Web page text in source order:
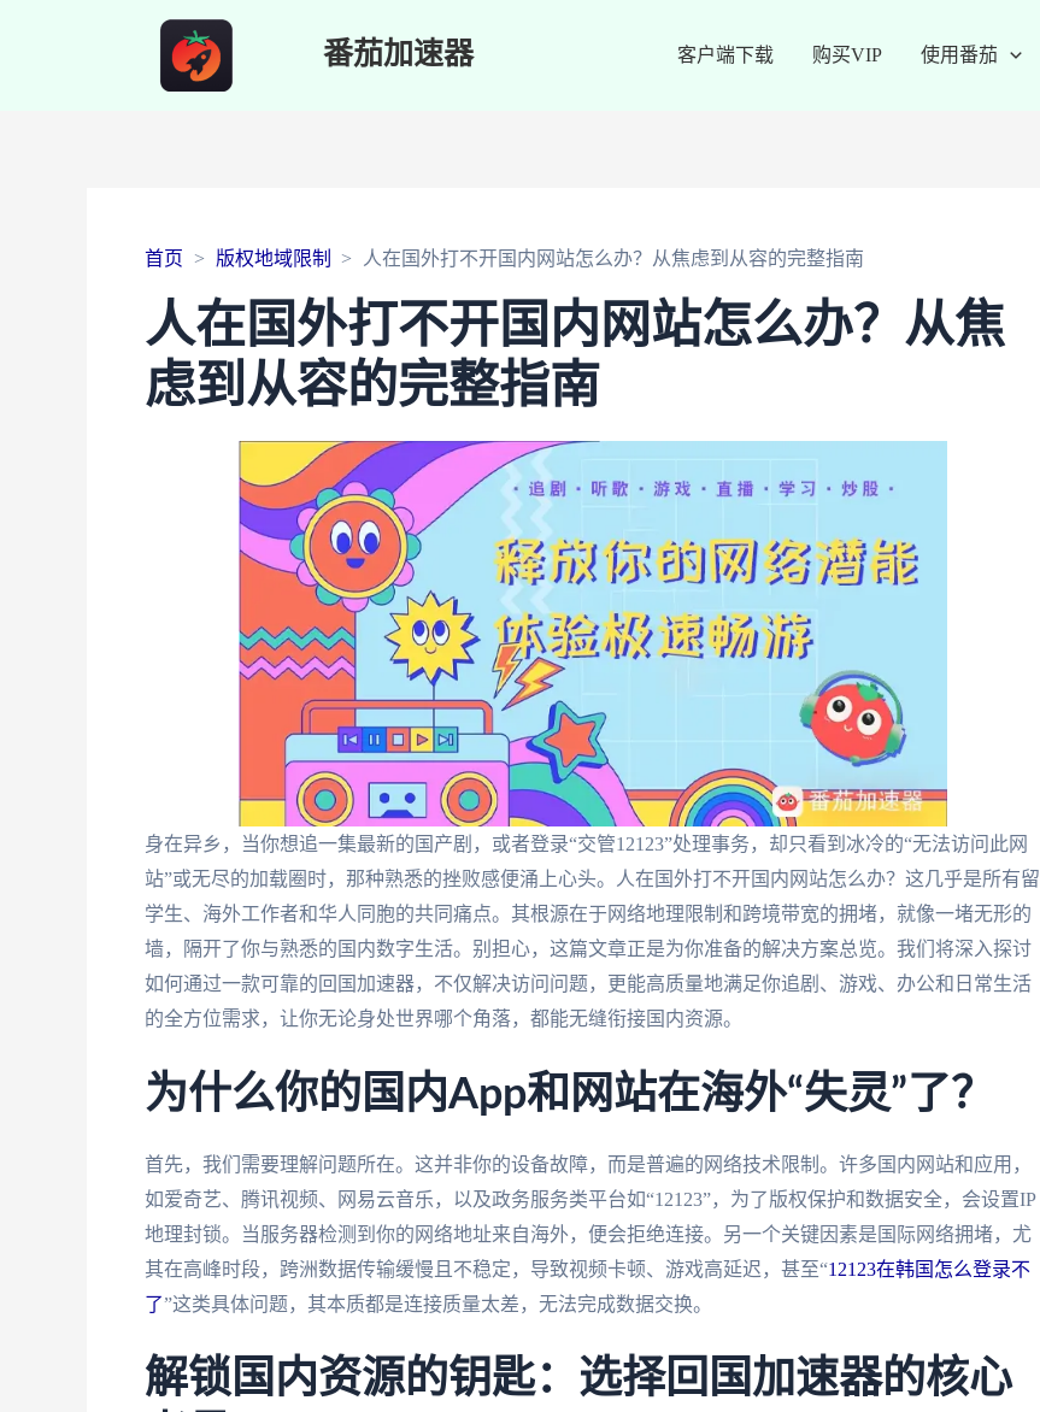
番茄加速器 客户端下载 购买VIP 使用番茄
首页 版权地域限制 人在国外打不开国内网站怎么办？从焦虑到从容的完整指南
人在国外打不开国内网站怎么办？从焦
虑到从容的完整指南
身在异乡，当你想追一集最新的国产剧，或者登录“交管12123”处理事务，却只看到冰冷的“无法访问此网
站”或无尽的加载圈时，那种熟悉的挫败感便涌上心头。人在国外打不开国内网站怎么办？这几乎是所有留
学生、海外工作者和华人同胞的共同痛点。其根源在于网络地理限制和跨境带宽的拥堵，就像一堵无形的
墙，隔开了你与熟悉的国内数字生活。别担心，这篇文章正是为你准备的解决方案总览。我们将深入探讨
如何通过一款可靠的回国加速器，不仅解决访问问题，更能高质量地满足你追剧、游戏、办公和日常生活
的全方位需求，让你无论身处世界哪个角落，都能无缝衔接国内资源。
为什么你的国内App和网站在海外“失灵”了？
首先，我们需要理解问题所在。这并非你的设备故障，而是普遍的网络技术限制。许多国内网站和应用，
如爱奇艺、腾讯视频、网易云音乐，以及政务服务类平台如“12123”，为了版权保护和数据安全，会设置IP
地理封锁。当服务器检测到你的网络地址来自海外，便会拒绝连接。另一个关键因素是国际网络拥堵，尤
其在高峰时段，跨洲数据传输缓慢且不稳定，导致视频卡顿、游戏高延迟，甚至“12123在韩国怎么登录不
了”这类具体问题，其本质都是连接质量太差，无法完成数据交换。
解锁国内资源的钥匙：选择回国加速器的核心